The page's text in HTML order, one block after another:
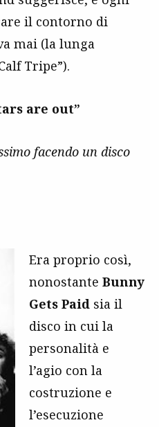
il contorno di
mai (la lunga
Tripe”).
are out”
facendo un disco
Era proprio così,
nonostante Bunny
Gets Paid sia il
disco in cui la
personalità e
l’agio con la
costruzione e
l’esecuzione